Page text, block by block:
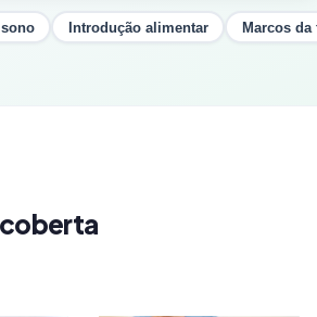
Introdução alimentar Marcos da